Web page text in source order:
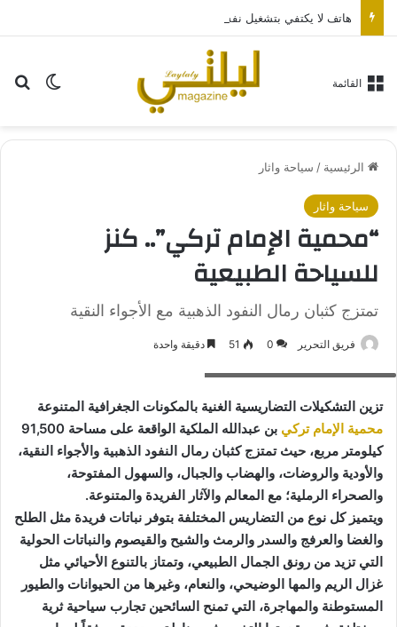
الوضع القائمة
الرئيسية / سياحة واثار
سياحة واثار
“محمية الإمام تركي”.. كنز
للسياحة الطبيعية
تمتزج كثبان رمال النفود الذهبية مع الأجواء النقية
فريق التحرير 0
51 دقيقة واحدة
تزين التشكيلات التضاريسية الغنية بالمكونات الجغرافية المتنوعة
محمية الإمام تركي
بن عبدالله الملكية الواقعة على مساحة 91,500
كيلومتر مربع، حيث تمتزج كثبان رمال النفود الذهبية والأجواء النقية،
والأودية والروضات، والهضاب والجبال، والسهول المفتوحة،
والصحراء الرملية؛ مع المعالم والآثار الفريدة والمتنوعة.
ويتميز كل نوع من التضاريس المختلفة بتوفر نباتات فريدة مثل الطلح
والغضا والعرفج والسدر والرمث والشيح والقيصوم والنباتات الحولية
التي تزيد من رونق الجمال الطبيعي، وتمتاز بالتنوع الأحيائي مثل
غزال الريم والمها الوضيحي، والنعام، وغيرها من الحيوانات والطيور
المستوطنة والمهاجرة، التي تمنح السائحين تجارب سياحية ثرية